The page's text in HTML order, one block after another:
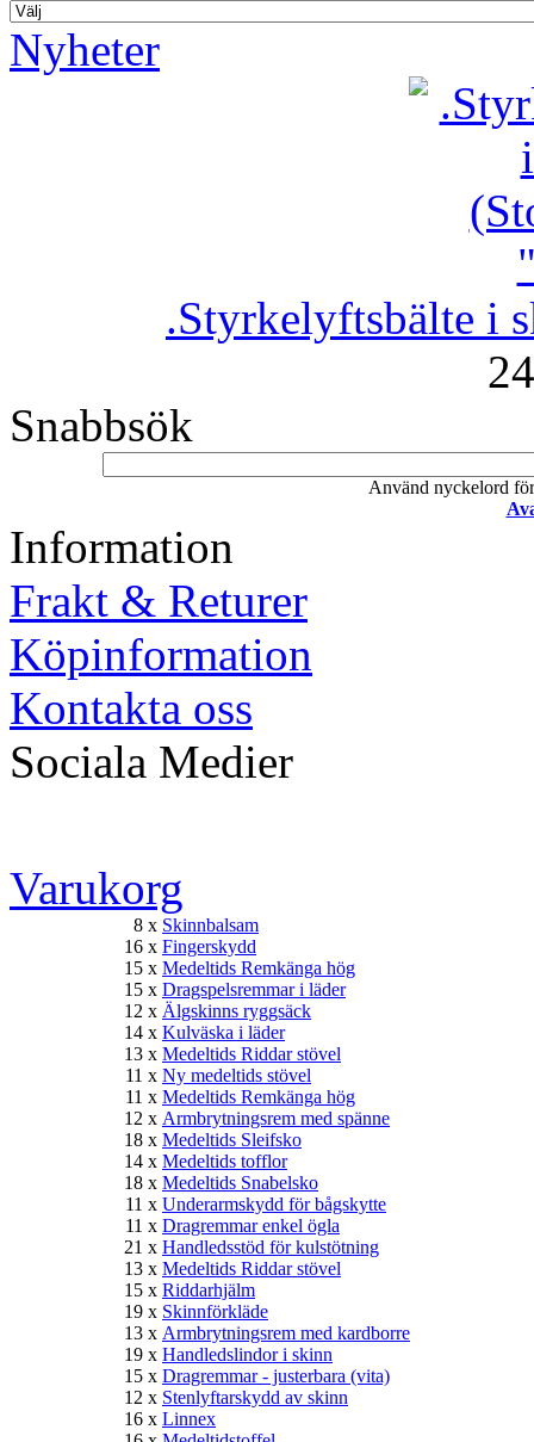
Nyheter
.Styrkelyftsbälte i
Snabbsök
Använd nyckelord
Information
Frakt & Returer
Köpinformation
Kontakta oss
Sociala Medier
Varukorg
8 x Skinnbalsam
16 x Fingerskydd
15 x Medeltids Remkänga hög
15 x Dragspelsremmar i läder
12 x Älgskinns ryggsäck
14 x Kulväska i läder
13 x Medeltids Riddar stövel
11 x Ny medeltids stövel
11 x Medeltids Remkänga hög
12 x Armbrytningsrem med spänne
18 x Medeltids Sleifsko
14 x Medeltids tofflor
18 x Medeltids Snabelsko
11 x Underarmskydd för bågskytte
11 x Dragremmar enkel ögla
21 x Handledsstöd för kulstötning
13 x Medeltids Riddar stövel
15 x Riddarhjälm
19 x Skinnförkläde
13 x Armbrytningsrem med kardborre
19 x Handledslindor i skinn
15 x Dragremmar - justerbara (vita)
12 x Stenlyftarskydd av skinn
16 x Linnex